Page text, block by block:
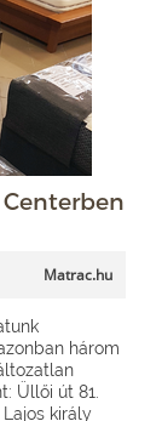
Matrac.hu
három
Üllői út 81.
király